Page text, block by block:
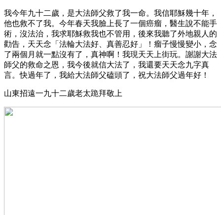
我今年九十二歲，是大法師父救了我一命。我信耶穌幾十年，
他也救不了我。今年春天我臉上長了一個癌瘤，醫生說不能手
術，沒法治，我求耶穌救我也不管用，後來我聽了外地親人的
勸告，天天念「法輪大法好、真善忍好」！瘤子慢慢變小，念
了兩個月就一點沒有了，真神啊！我現天天上街玩。謝謝大法
師父的救命之恩，我今後就信大法了，我還要天天念九字真
言。快過年了，我給大法師父磕頭了，祝大法師父過年好！
山東招遠一九十二歲老太跪拜敬上